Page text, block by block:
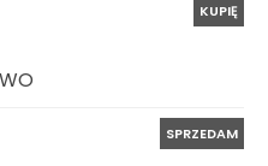
KUPIĘ
SPRZEDAM